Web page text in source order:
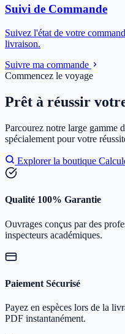
Suivi de Commande
Suivez l'état de votre
livraison.
Suivre ma commande
Commencez le voyage
Prêt à réussir
Parcourez notre large gamme
spécialement pour votre
Explorer la boutique
Qualité 100% Garantie
Ouvrages conçus par des
inspecteurs académiques.
Paiement Sécurisé
Payez en espèces lors de la
PDF instantanément.